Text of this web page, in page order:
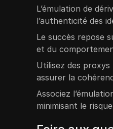
L’émulation de
l’authenticité des
Le succès repose
et du
Utilisez des
assurer la
Associez
minimisant le